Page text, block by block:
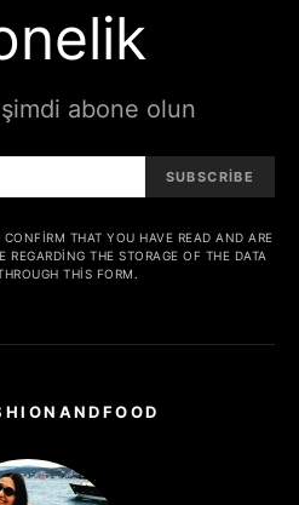
abone olun
SUBSCRIBE
THAT YOU HAVE READ AND ARE
REGARDING THE STORAGE OF THE DATA
THIS FORM.